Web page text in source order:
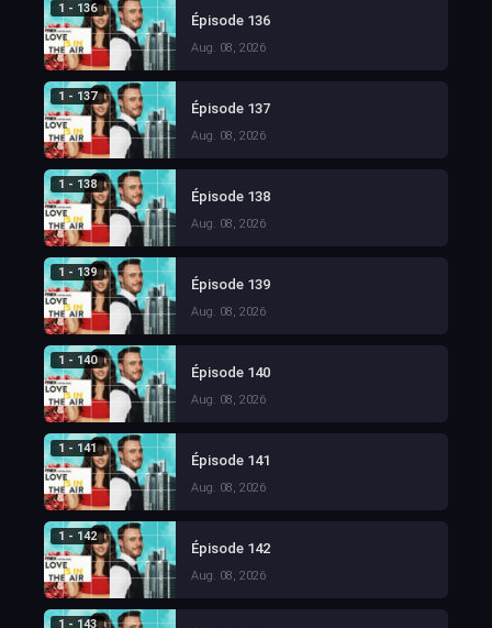
1 - 136
Épisode 136
Aug. 08, 2026
1 - 137
Épisode 137
Aug. 08, 2026
1 - 138
Épisode 138
Aug. 08, 2026
1 - 139
Épisode 139
Aug. 08, 2026
1 - 140
Épisode 140
Aug. 08, 2026
1 - 141
Épisode 141
Aug. 08, 2026
1 - 142
Épisode 142
Aug. 08, 2026
1 - 143